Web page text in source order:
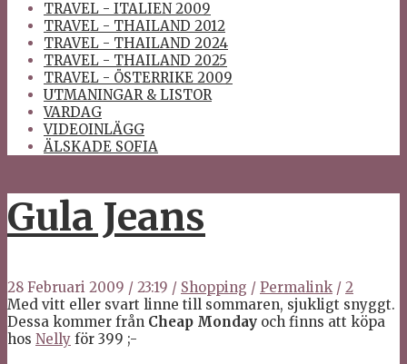
TRAVEL - ITALIEN 2009
TRAVEL - THAILAND 2012
TRAVEL - THAILAND 2024
TRAVEL - THAILAND 2025
TRAVEL - ÖSTERRIKE 2009
UTMANINGAR & LISTOR
VARDAG
VIDEOINLÄGG
ÄLSKADE SOFIA
Gula Jeans
28 Februari 2009 / 23:19 / Shopping / Permalink / 2
Med vitt eller svart linne till sommaren, sjukligt snyggt.
Dessa kommer från Cheap Monday och finns att köpa
hos Nelly för 399 ;-